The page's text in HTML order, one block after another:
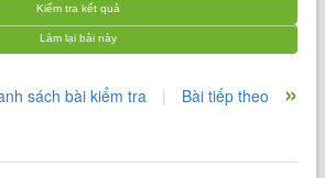
Kiểm tra kết quả
Làm lại bài này
sách bài kiểm tra | Bài tiếp theo »